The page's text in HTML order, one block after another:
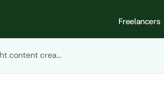
Freelancers
content crea...